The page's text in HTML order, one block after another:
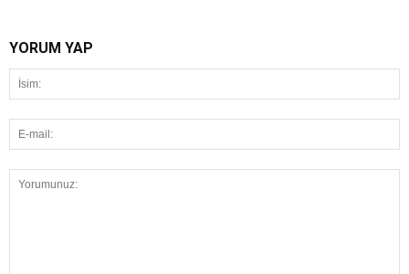
YORUM YAP